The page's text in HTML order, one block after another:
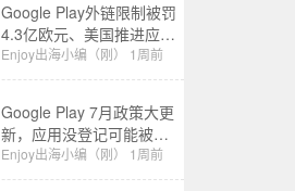
Google Play外链限制被罚
4.3亿欧元、美国推进应用
商店开放｜Enjoy出海政策
周报
Enjoy出海小编（刚） 1周前
Google Play 7月政策大更
新，应用没登记可能被移
除，匿名聊天禁向儿童开
放
Enjoy出海小编（刚） 1周前